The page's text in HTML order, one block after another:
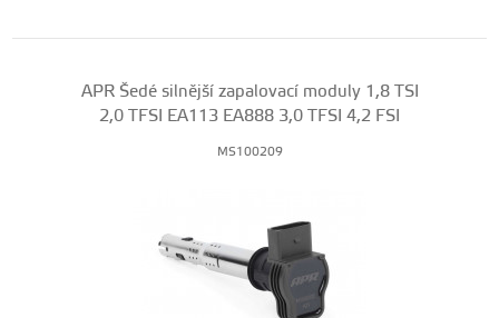
APR Šedé silnější zapalovací moduly 1,8 TSI
2,0 TFSI EA113 EA888 3,0 TFSI 4,2 FSI
MS100209